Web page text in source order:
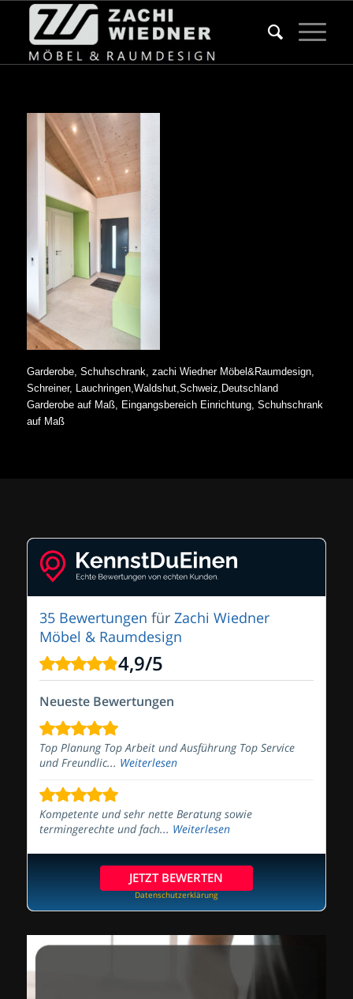
Garderobe, Schuhschrank, zachi Wiedner Möbel&Raumdesign,
Schreiner, Lauchringen,Waldshut,Schweiz,Deutschland
Garderobe auf Maß, Eingangsbereich Einrichtung, Schuhschrank
auf Maß
35 Bewertungen für Zachi Wiedner
Möbel & Raumdesign
4,9/5
Neueste Bewertungen
Top Planung Top Arbeit und Ausführung Top Service
und Freundlic... Weiterlesen
Kompetente und sehr nette Beratung sowie
termingerechte und fach... Weiterlesen
JETZT BEWERTEN
Datenschutzerklärung